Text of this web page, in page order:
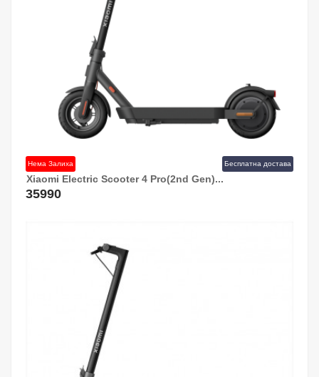
Нема Залиха Бесплатна достава
Xiaomi Electric Scooter 4 Pro(2nd Gen)...
35990